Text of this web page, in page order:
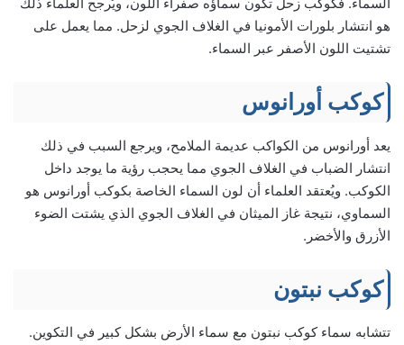
السماء. فكوكب زحل تكون سماؤه صفراء اللون، ويُرجح العلماء ذلك
هو انتشار بلورات الأمونيا في الغلاف الجوي لزحل. مما يعمل على
تشتيت اللون الأصفر عبر السماء.
كوكب أورانوس
يعد أورانوس من الكواكب عديمة الملامح، ويرجع السبب في ذلك
انتشار الضباب في الغلاف الجوي مما يحجب رؤية ما يوجد داخل
الكوكب. ويُعتقد العلماء أن لون السماء الخاصة بكوكب أورانوس هو
السماوي، نتيجة غاز الميثان في الغلاف الجوي الذي يشتت الضوء
الأزرق والأخضر.
كوكب نبتون
تتشابه سماء كوكب نبتون مع سماء الأرض بشكل كبير في التكوين.